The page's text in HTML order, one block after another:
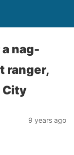
nag-
ranger,
City
9 years ago